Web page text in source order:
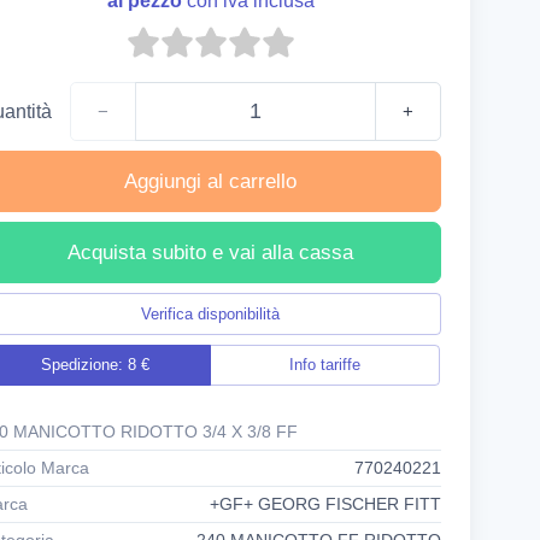
− +
Aggiungi al carrello
Acquista subito e vai alla cassa
Verifica disponibilità
Spedizione: 8 € Info tariffe
MANICOTTO RIDOTTO 3/4 X 3/8 FF
Marca
770240221
+GF+ GEORG FISCHER FITT